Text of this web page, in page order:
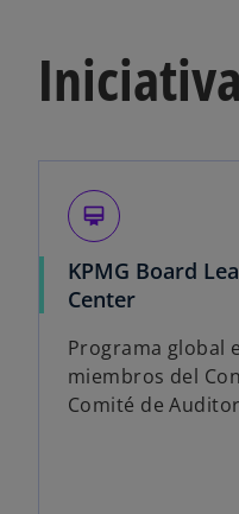
card_membership
KPMG Board
Center
Programa global
miembros del
Comité de